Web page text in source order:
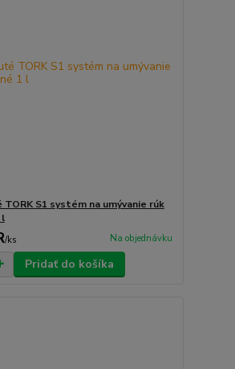
S1 systém na umývanie rúk
l
/ks Na objednávku
Pridať do košíka